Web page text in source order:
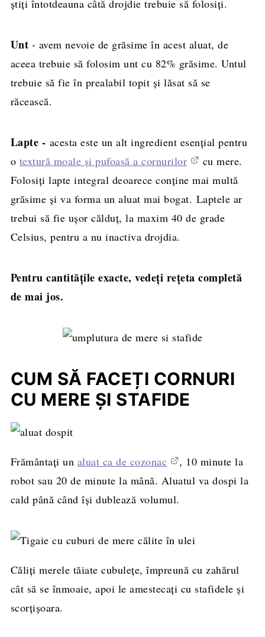
știți întotdeauna câtă drojdie trebuie să folosiți.
Unt - avem nevoie de grăsime în acest aluat, de
aceea trebuie să folosim unt cu 82% grăsime. Untul
trebuie să fie în prealabil topit și lăsat să se
răcească.
Lapte - acesta este un alt ingredient esențial pentru
o textură moale și pufoasă a cornurilor
cu mere.
Folosiți lapte integral deoarece conține mai multă
grăsime și va forma un aluat mai bogat. Laptele ar
trebui să fie ușor călduț, la maxim 40 de grade
Celsius, pentru a nu inactiva drojdia.
Pentru cantitățile exacte, vedeți rețeta completă
de mai jos.
CUM SĂ FACEȚI CORNURI
CU MERE ȘI STAFIDE
Frământați un aluat ca de cozonac
, 10 minute la
robot sau 20 de minute la mână. Aluatul va dospi la
cald până când își dublează volumul.
Căliți merele tăiate cubulețe, împreună cu zahărul
cât să se înmoaie, apoi le amestecați cu stafidele și
scorțișoara.